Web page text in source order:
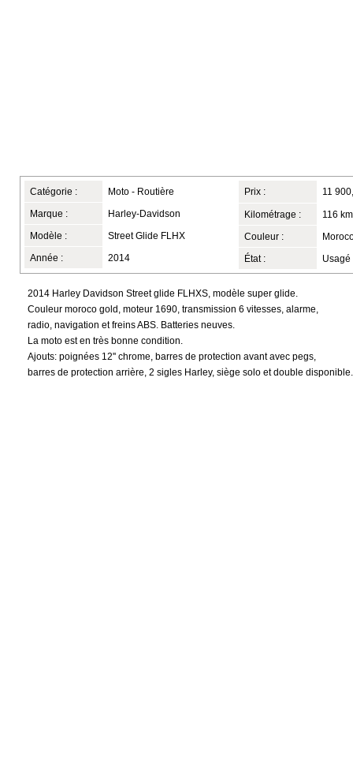
Catégorie : Moto - Routière
Marque : Harley-Davidson
Modèle : Street Glide FLHX
Année : 2014
Prix : 11
Kilométrage : 116 km
Couleur :
État : Usagé
2014 Harley Davidson Street glide FLHXS, modèle super glide.
Couleur moroco gold, moteur 1690, transmission 6 vitesses, alarme,
radio, navigation et freins ABS. Batteries neuves.
La moto est en très bonne condition.
Ajouts: poignées 12'' chrome, barres de protection avant avec pegs,
barres de protection arrière, 2 sigles Harley, siège solo et double disponible.